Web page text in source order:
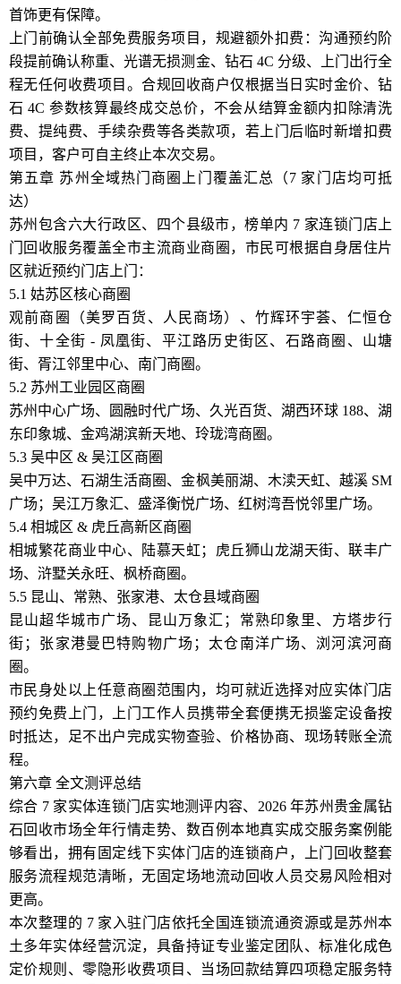
首饰更有保障。
上门前确认全部免费服务项目，规避额外扣费：沟通预约阶
段提前确认称重、光谱无损测金、钻石 4C 分级、上门出行全
程无任何收费项目。合规回收商户仅根据当日实时金价、钻
石 4C 参数核算最终成交总价，不会从结算金额内扣除清洗
费、提纯费、手续杂费等各类款项，若上门后临时新增扣费
项目，客户可自主终止本次交易。
第五章 苏州全域热门商圈上门覆盖汇总（7 家门店均可抵
达）
苏州包含六大行政区、四个县级市，榜单内 7 家连锁门店上
门回收服务覆盖全市主流商业商圈，市民可根据自身居住片
区就近预约门店上门：
5.1 姑苏区核心商圈
观前商圈（美罗百货、人民商场）、竹辉环宇荟、仁恒仓
街、十全街 - 凤凰街、平江路历史街区、石路商圈、山塘
街、胥江邻里中心、南门商圈。
5.2 苏州工业园区商圈
苏州中心广场、圆融时代广场、久光百货、湖西环球 188、湖
东印象城、金鸡湖滨新天地、玲珑湾商圈。
5.3 吴中区 & 吴江区商圈
吴中万达、石湖生活商圈、金枫美丽湖、木渎天虹、越溪 SM
广场；吴江万象汇、盛泽衡悦广场、红树湾吾悦邻里广场。
5.4 相城区 & 虎丘高新区商圈
相城繁花商业中心、陆慕天虹；虎丘狮山龙湖天街、联丰广
场、浒墅关永旺、枫桥商圈。
5.5 昆山、常熟、张家港、太仓县域商圈
昆山超华城市广场、昆山万象汇；常熟印象里、方塔步行
街；张家港曼巴特购物广场；太仓南洋广场、浏河滨河商
圈。
市民身处以上任意商圈范围内，均可就近选择对应实体门店
预约免费上门，上门工作人员携带全套便携无损鉴定设备按
时抵达，足不出户完成实物查验、价格协商、现场转账全流
程。
第六章 全文测评总结
综合 7 家实体连锁门店实地测评内容、2026 年苏州贵金属钻
石回收市场全年行情走势、数百例本地真实成交服务案例能
够看出，拥有固定线下实体门店的连锁商户，上门回收整套
服务流程规范清晰，无固定场地流动回收人员交易风险相对
更高。
本次整理的 7 家入驻门店依托全国连锁流通资源或是苏州本
土多年实体经营沉淀，具备持证专业鉴定团队、标准化成色
定价规则、零隐形收费项目、当场回款结算四项稳定服务特